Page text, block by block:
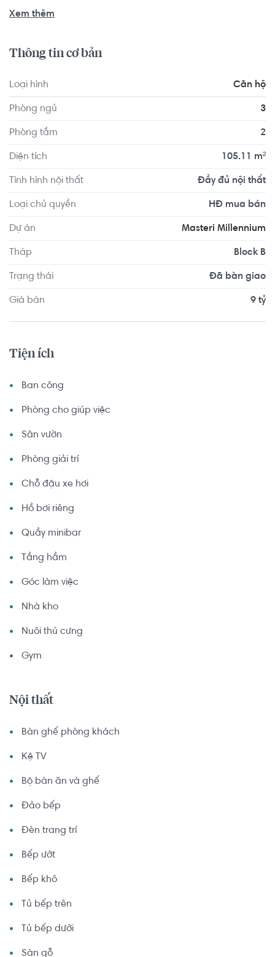
thuận tiện di chuyển với đầy đủ các tiện ích về y tế, giáo
Hưng, Bệnh viện JW Hàn Quốc...
Xem thêm
Thông tin cơ bản
Loại hình Căn hộ
Phòng ngủ 3
Phòng tắm 2
Diện tích 105.11 m²
Tình hình nội thất Đầy đủ nội thất
Loại chủ quyền HĐ mua bán
Dự án Masteri Millennium
Tháp Block B
Trạng thái Đã bàn giao
Giá bán 9 tỷ
Tiện ích
Ban công
Phòng cho giúp việc
Sân vườn
Phòng giải trí
Chỗ đậu xe hơi
Hồ bơi riêng
Quầy minibar
Tầng hầm
Góc làm việc
Nhà kho
Nuôi thú cưng
Gym
Nội thất
Bàn ghế phòng khách
Kệ TV
Bộ bàn ăn và ghế
Đảo bếp
Đèn trang trí
Bếp ướt
Bếp khô
Tủ bếp trên
Tủ bếp dưới
Sàn gỗ